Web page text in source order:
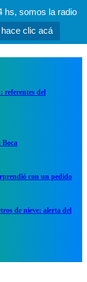
hs, somos la radio
hace clic acá
referentes del
Boca
con un pedido
de nieve: alerta del